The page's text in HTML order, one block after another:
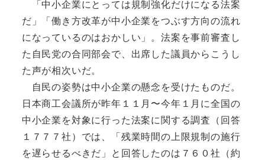
「中小企業にとっては規制強化だけになる法案
だ」「働き方改革が中小企業をつぶす方向の流れ
になっているのはおかしい」。法案を事前審査し
た自民党の合同部会で、出席した議員からこうし
た声が相次いだ。
自民の姿勢は中小企業の懸念を受けたものだ。
日本商工会議所が昨年１１月〜今年１月に全国の
中小企業を対象に行った法案に関する調査（回答
１７７７社）では、「残業時間の上限規制の施行
を遅らせるべきだ」と回答したのは７６０社（約